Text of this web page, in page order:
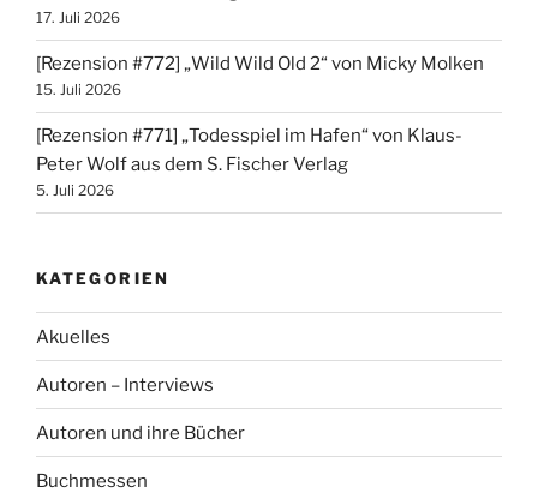
17. Juli 2026
[Rezension #772] „Wild Wild Old 2“ von Micky Molken
15. Juli 2026
[Rezension #771] „Todesspiel im Hafen“ von Klaus-
Peter Wolf aus dem S. Fischer Verlag
5. Juli 2026
KATEGORIEN
Akuelles
Autoren – Interviews
Autoren und ihre Bücher
Buchmessen